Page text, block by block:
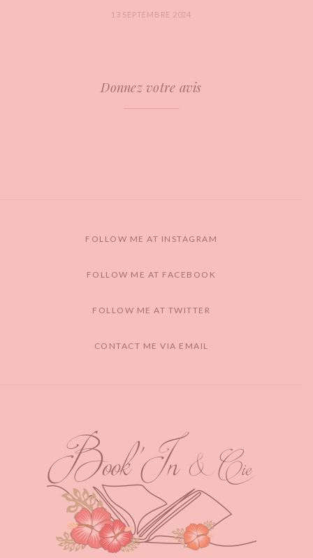
13 SEPTEMBRE 2024
Donnez votre avis
FOLLOW ME AT INSTAGRAM
FOLLOW ME AT FACEBOOK
FOLLOW ME AT TWITTER
CONTACT ME VIA EMAIL